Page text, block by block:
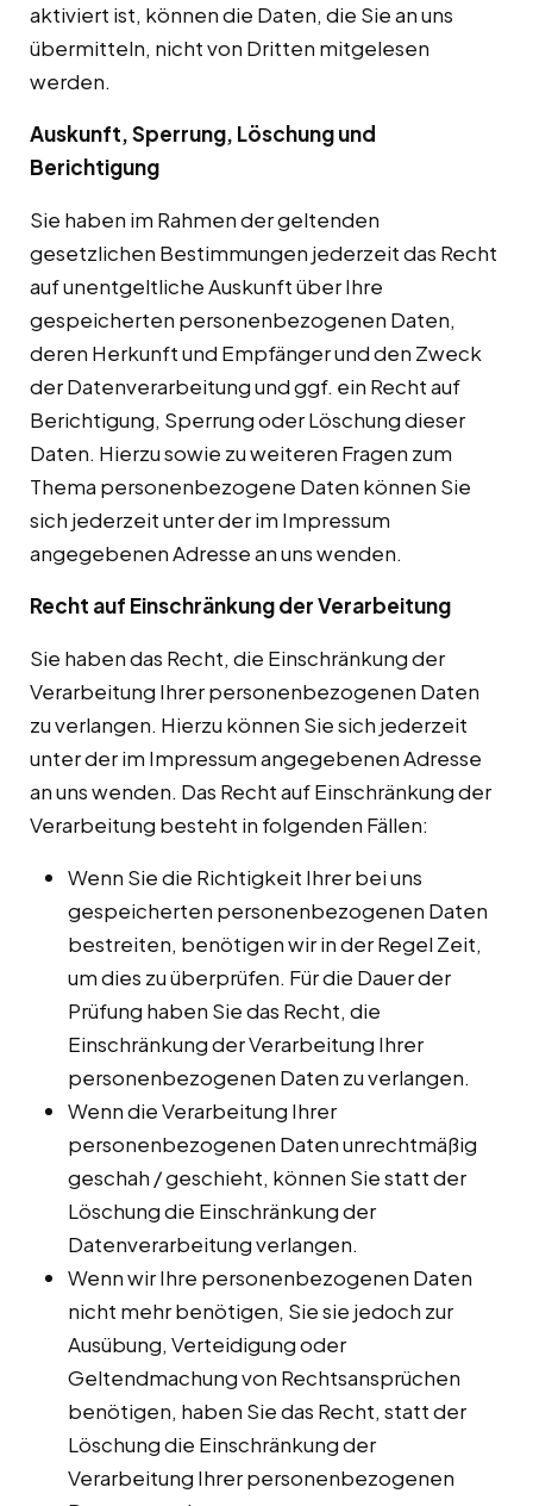
aktiviert ist, können die Daten, die Sie an uns
übermitteln, nicht von Dritten mitgelesen
werden.
Auskunft, Sperrung, Löschung und
Berichtigung
Sie haben im Rahmen der geltenden
gesetzlichen Bestimmungen jederzeit das Recht
auf unentgeltliche Auskunft über Ihre
gespeicherten personenbezogenen Daten,
deren Herkunft und Empfänger und den Zweck
der Datenverarbeitung und ggf. ein Recht auf
Berichtigung, Sperrung oder Löschung dieser
Daten. Hierzu sowie zu weiteren Fragen zum
Thema personenbezogene Daten können Sie
sich jederzeit unter der im Impressum
angegebenen Adresse an uns wenden.
Recht auf Einschränkung der Verarbeitung
Sie haben das Recht, die Einschränkung der
Verarbeitung Ihrer personenbezogenen Daten
zu verlangen. Hierzu können Sie sich jederzeit
unter der im Impressum angegebenen Adresse
an uns wenden. Das Recht auf Einschränkung der
Verarbeitung besteht in folgenden Fällen:
Wenn Sie die Richtigkeit Ihrer bei uns
gespeicherten personenbezogenen Daten
bestreiten, benötigen wir in der Regel Zeit,
um dies zu überprüfen. Für die Dauer der
Prüfung haben Sie das Recht, die
Einschränkung der Verarbeitung Ihrer
personenbezogenen Daten zu verlangen.
Wenn die Verarbeitung Ihrer
personenbezogenen Daten unrechtmäßig
geschah / geschieht, können Sie statt der
Löschung die Einschränkung der
Datenverarbeitung verlangen.
Wenn wir Ihre personenbezogenen Daten
nicht mehr benötigen, Sie sie jedoch zur
Ausübung, Verteidigung oder
Geltendmachung von Rechtsansprüchen
benötigen, haben Sie das Recht, statt der
Löschung die Einschränkung der
Verarbeitung Ihrer personenbezogenen